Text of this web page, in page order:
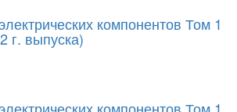
компонентов Том 1
г. выпуска)